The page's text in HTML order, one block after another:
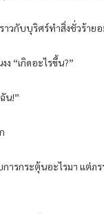
วกับบุริศร์ทำสิ่งชั่วร้ายอ
“เกิดอะไรขึ้น?”
น!”
การกระตุ้นอะไรมา แต่ภ